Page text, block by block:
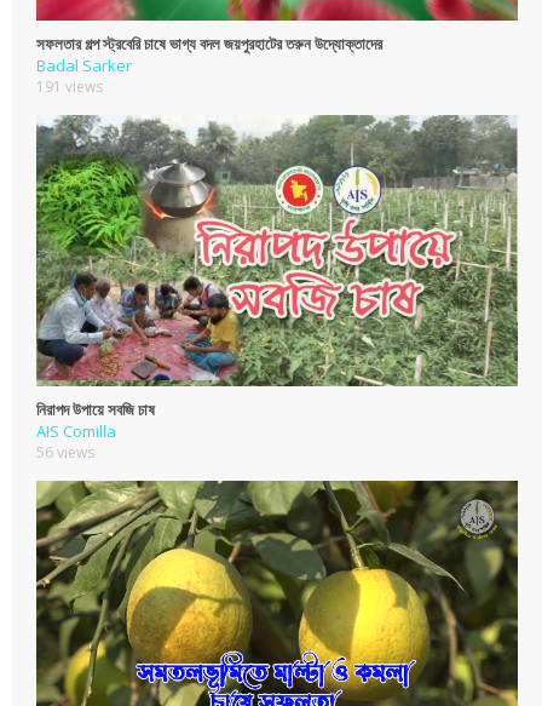
সফলতার গল্প স্ট্রবেরি চাষে ভাগ্য বদল জয়পুরহাটের তরুন উদ্যোক্তাদের
Badal Sarker
191 views
নিরাপদ উপায়ে সবজি চাষ
AIS Comilla
56 views